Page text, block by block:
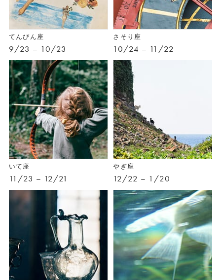
てんびん座
9/23 – 10/23
さそり座
10/24 – 11/22
いて座
11/23 – 12/21
やぎ座
12/22 – 1/20